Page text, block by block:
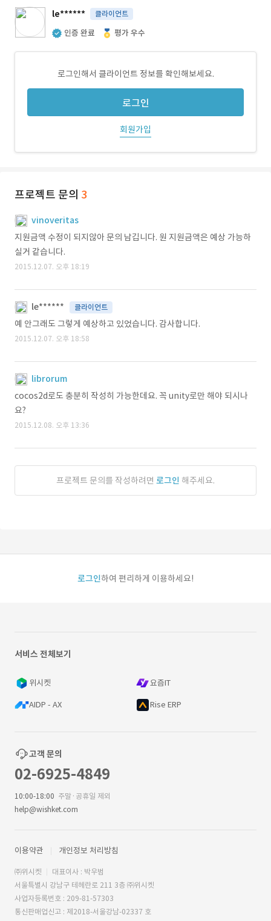
le****** 클라이언트
인증 완료 평가 우수
로그인해서 클라이언트 정보를 확인해보세요.
로그인
회원가입
프로젝트 문의 3
vinoveritas
지원금액 수정이 되지않아 문의 남깁니다. 원 지원금액은 예상 가능하
실거 같습니다.
2015.12.07. 오후 18:19
le****** 클라이언트
예 안그래도 그렇게 예상하고 있었습니다. 감사합니다.
2015.12.07. 오후 18:58
librorum
cocos2d로도 충분히 작성히 가능한데요. 꼭 unity로만 해야 되시나
요?
2015.12.08. 오후 13:36
프로젝트 문의를 작성하려면 로그인 해주세요.
로그인하여 편리하게 이용하세요!
서비스 전체보기
위시켓 요즘IT
AIDP - AX Rise ERP
고객 문의
02-6925-4849
10:00-18:00 주말·공휴일 제외
help@wishket.com
이용약관 개인정보 처리방침
㈜위시켓
대표이사 : 박우범
서울특별시 강남구 테헤란로 211 3층 ㈜위시켓
사업자등록번호 : 209-81-57303
통신판매업신고 : 제2018-서울강남-02337 호